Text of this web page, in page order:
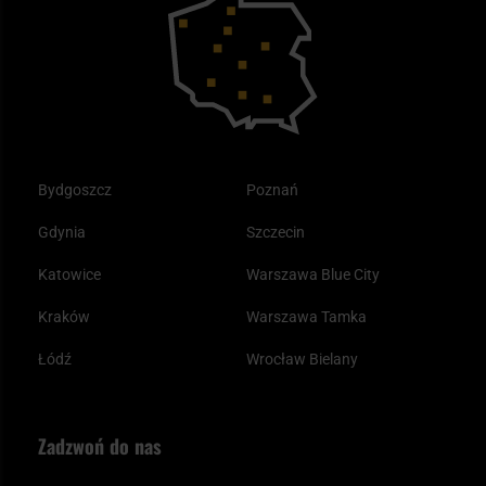
Bydgoszcz
Gdynia
Katowice
Kraków
Łódź
Poznań
Szczecin
Warszawa Blue City
Warszawa Tamka
Wrocław Bielany
Plecak ewakuacyjny preppersa
Zadzwoń do nas